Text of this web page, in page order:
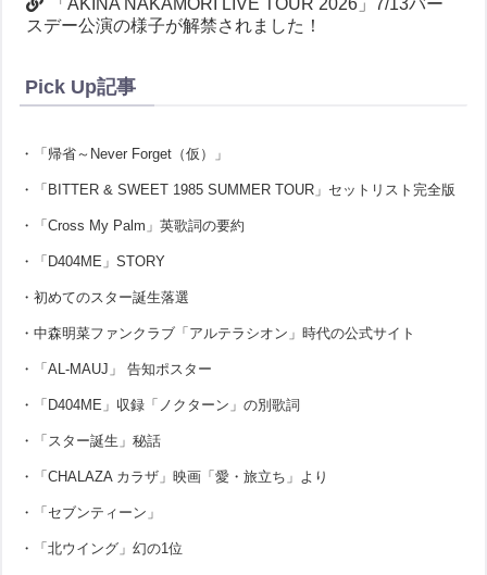
「AKINA NAKAMORI LIVE TOUR 2026」7/13バー
スデー公演の様子が解禁されました！
Pick Up記事
・「帰省～Never Forget（仮）」
・「BITTER & SWEET 1985 SUMMER TOUR」セットリスト完全版
・「Cross My Palm」英歌詞の要約
・「D404ME」STORY
・初めてのスター誕生落選
・中森明菜ファンクラブ「アルテラシオン」時代の公式サイト
・「AL-MAUJ」 告知ポスター
・「D404ME」収録「ノクターン」の別歌詞
・「スター誕生」秘話
・「CHALAZA カラザ」映画「愛・旅立ち」より
・「セブンティーン」
・「北ウイング」幻の1位